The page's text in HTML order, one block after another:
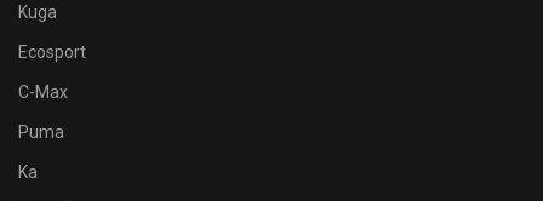
Kuga
Ecosport
C-Max
Puma
Ka